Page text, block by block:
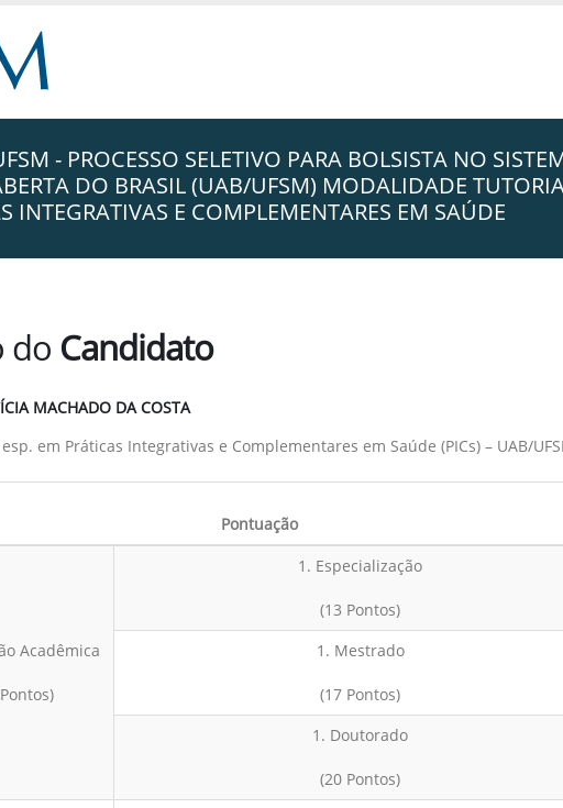
- PROCESSO SELETIVO PARA BOLSISTA NO
DO BRASIL (UAB/UFSM) MODALIDADE
INTEGRATIVAS E COMPLEMENTARES EM SAÚDE
do Candidato
MACHADO DA COSTA
em Práticas Integrativas e Complementares em Saúde (PICs) – UAB/
Pontuação
Acadêmica
1. Especialização
(13 Pontos)
1. Mestrado
(17 Pontos)
1. Doutorado
(20 Pontos)